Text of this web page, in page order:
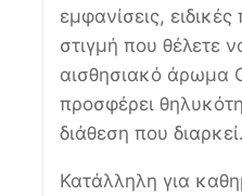
εμφανίσεις,
στιγμή που θέλετε
αισθησιακό άρωμα
προσφέρει
διάθεση που διαρκεί.
Κατάλληλη για